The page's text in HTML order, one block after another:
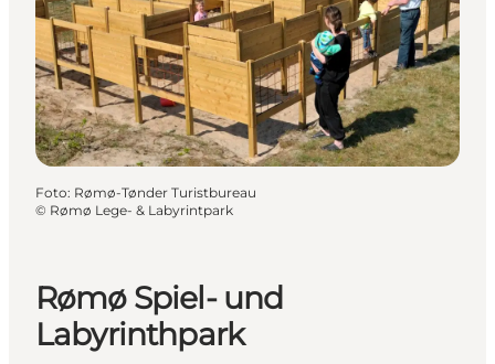
Übernachtung
Plane deine Reise
Booking
Rømø Spiel- und
Labyrinthpark
Foto: Rømø-Tønder Turistbureau
© Rømø Lege- & Labyrintpark